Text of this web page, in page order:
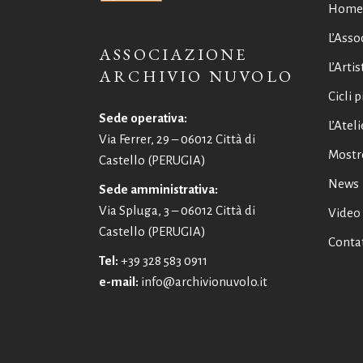
ASSOCIAZIONE
ARCHIVIO NUVOLO
Sede operativa:
Via Ferrer, 29 – 06012 Città di
Castello (PERUGIA)
Sede amministrativa:
Via Spluga, 3 – 06012 Città di
Castello (PERUGIA)
Tel: +39 328 583 0911
e-mail: info@archivionuvolo.it
Cicli
News
Video